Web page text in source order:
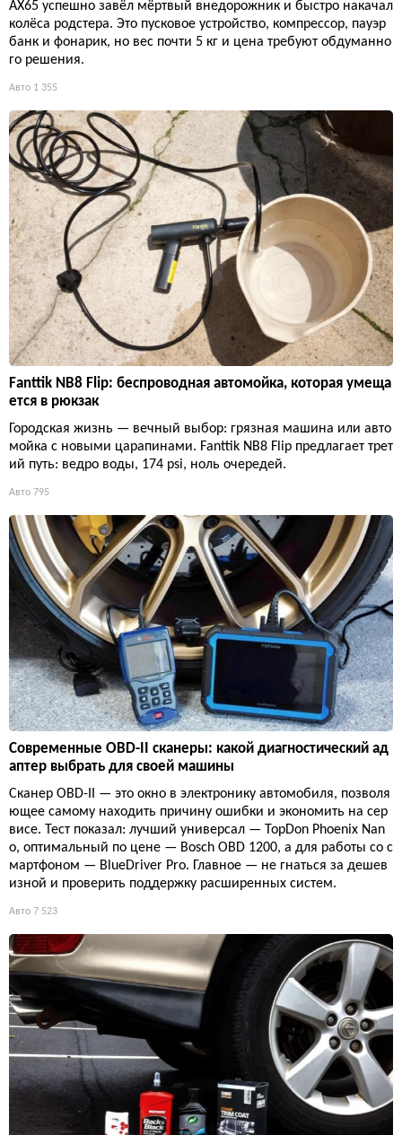
AX65 успешно завёл мёртвый внедорожник и быстро накачал
колёса родстера. Это пусковое устройство, компрессор, пауэр
банк и фонарик, но вес почти 5 кг и цена требуют обдуманно
го решения.
Авто 1 355
Fanttik NB8 Flip: беспроводная автомойка, которая умеща
ется в рюкзак
Городская жизнь — вечный выбор: грязная машина или авто
мойка с новыми царапинами. Fanttik NB8 Flip предлагает трет
ий путь: ведро воды, 174 psi, ноль очередей.
Авто 795
Современные OBD-II сканеры: какой диагностический ад
аптер выбрать для своей машины
Сканер OBD-II — это окно в электронику автомобиля, позволя
ющее самому находить причину ошибки и экономить на сер
висе. Тест показал: лучший универсал — TopDon Phoenix Nan
o, оптимальный по цене — Bosch OBD 1200, а для работы со с
мартфоном — BlueDriver Pro. Главное — не гнаться за дешев
изной и проверить поддержку расширенных систем.
Авто 7 523